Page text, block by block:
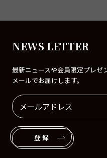
NEWS LETTER
最新ニュースや会員限定プレゼ
メールでお届けします。
登録